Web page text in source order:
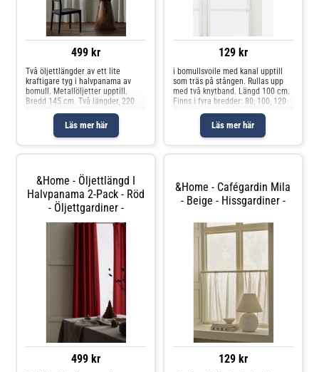
499 kr
Läs mer här
Två öljettlängder av ett lite
kraftigare tyg i halvpanama av
bomull. Metallöljetter upptill.
Bredd 145 cm. Två längder, 220
och 250 cm. Ellos samarbetar
med Better Cotton för att
förbättra bomullsodlingar över
hela världen. Better Cotton är en
129 kr
Läs mer här
i bomullsvoile med kanal upptill
som träs på stången. Rullas upp
med två knytband. Längd 100 cm.
Finns i fyra bredder: 80, 100, 120
och 140 cm. Oeko-tex-certifierad
ZHHO 057117 vilket innebär att
produkten har testats och
uppfyller Oeko-tex krav för
&Home - Öljettlängd I
Halvpanama 2-Pack - Röd
- Öljettgardiner -
499 kr
&Home - Cafégardin Mila
- Beige - Hissgardiner -
129 kr